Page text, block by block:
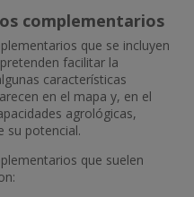
complementarios
que se incluyen
facilitar la
características
en el mapa y, en el
agrológicas,
su potencial.
que suelen